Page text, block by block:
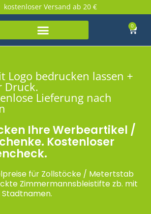
kostenloser Versand ab 20 €
0
Logo bedrucken lassen +
Druck.
Lieferung nach
Ihre Werbeartikel /
Kostenloser
für Zollstöcke / Metertstab
Zimmermannsbleistifte zb. mit
Stadtnamen.